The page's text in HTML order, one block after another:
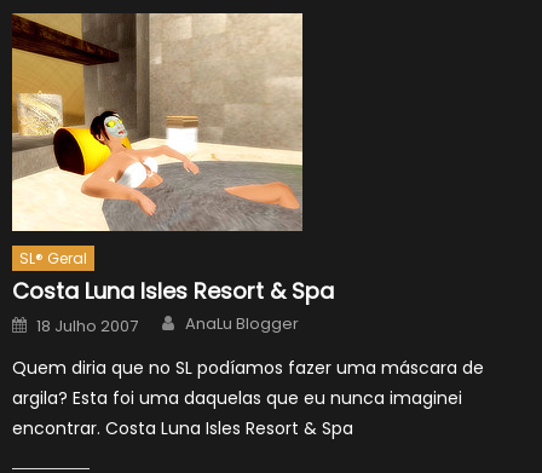
SL® Geral
Costa Luna Isles Resort & Spa
Posted
on
18 Julho 2007 Author
AnaLu Blogger
Quem diria que no SL podíamos fazer uma máscara de
argila? Esta foi uma daquelas que eu nunca imaginei
encontrar. Costa Luna Isles Resort & Spa